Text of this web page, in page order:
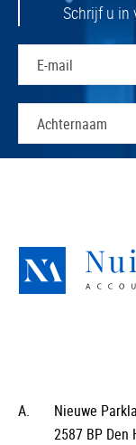
Schrijf u in
A.
Nieuwe
2587 BP Den